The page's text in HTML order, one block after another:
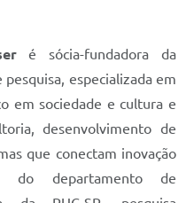
é sócia-fundadora da
especializada em
em sociedade e cultura e
desenvolvimento de
que conectam inovação
do departamento de